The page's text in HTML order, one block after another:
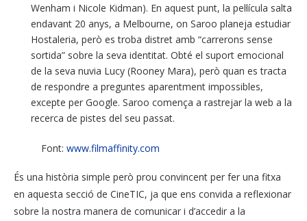
Wenham i Nicole Kidman). En aquest punt, la pel·lícula salta
endavant 20 anys, a Melbourne, on Saroo planeja estudiar
Hostaleria, però es troba distret amb “carrerons sense
sortida” sobre la seva identitat. Obté el suport emocional
de la seva nuvia Lucy (Rooney Mara), però quan es tracta
de respondre a preguntes aparentment impossibles,
excepte per Google. Saroo comença a rastrejar la web a la
recerca de pistes del seu passat.
Font: www.filmaffinity.com
És una història simple però prou convincent per fer una fitxa
en aquesta secció de CineTIC, ja que ens convida a reflexionar
sobre la nostra manera de comunicar i d’accedir a la